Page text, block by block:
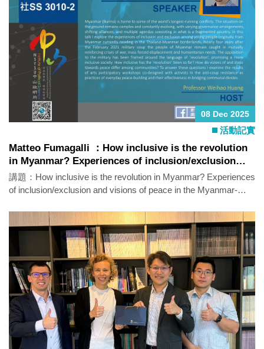
08 Dec 2025
活動記實
Matteo Fumagalli ：How inclusive is the revolution
in Myanmar? Experiences of inclusion/exclusion
and visions of peace in the Myanmar-Thailand
borderlands
講題：How inclusive is the revolution in Myanmar? Experiences
of inclusion/exclusion and visions of peace in the Myanmar-
Professor, School of International Relations, University of St
Andrews) 時間：2025年12月8日（一）14：10-16：00 地點：
政治所演講廳（社SS 3010-2） 語言：英文 活動亮點：
Myanmar (Burma) is home to some of the world’s longest-
running conflicts. The situation on the ground remains complex
and constantly evolving, with varying governance
arrangements, shifting alliances, and multiple agendas
coexisting in what is a fragmented country. In this talk I explore
the experiences of inclusion and exclusion among young people
originally from Myanmar currently residing in the Thailand-
Myanmar borderlands. Nearly four years after the February